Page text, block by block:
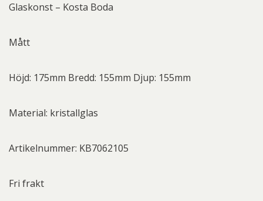
Glaskonst – Kosta Boda
Mått
Höjd: 175mm Bredd: 155mm Djup: 155mm
Material: kristallglas
Artikelnummer: KB7062105
Fri frakt